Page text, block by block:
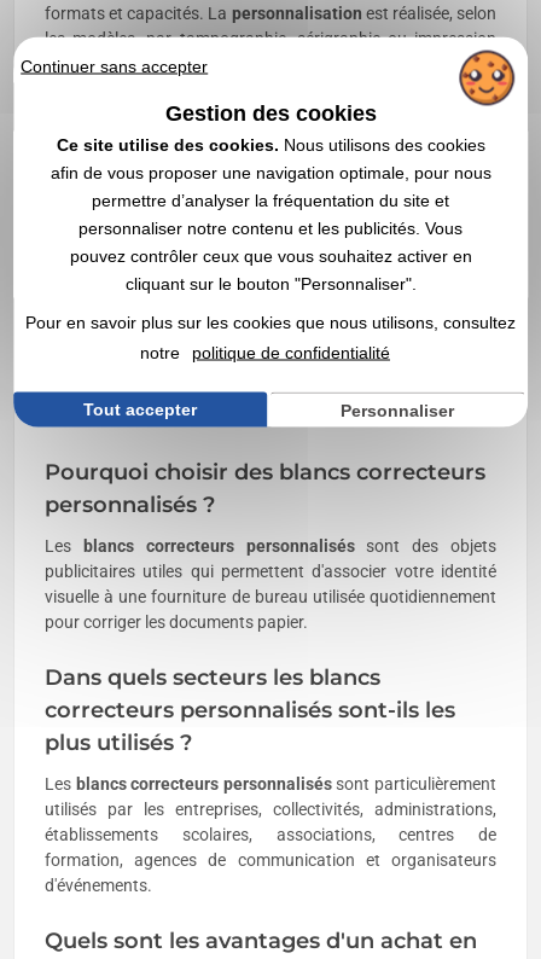
formats et capacités. La personnalisation est réalisée, selon
les modèles, par tampographie, sérigraphie ou impression
numérique sur le corps du correcteur afin de mettre en
achat en gros
permet de constituer des kits de fournitures, d'équiper
plusieurs collaborateurs ou de préparer des campagnes
promotionnelles tout en optimisant les coûts
d'approvisionnement. Les dimensions, les systèmes de
correction, les matériaux et les finitions varient selon les
références.
, Vegea accompagne les
professionnels avec undevis rapide , unelivraison rapide
une large sélection deblancs correcteurs publicitaires
personnalisésadaptés aux besoins des entreprises.
FAQ – Blancs correcteurs
personnalisés
Pourquoi choisir des blancs correcteurs
personnalisés ?
Les blancs correcteurs personnaliséssont des objets
publicitaires utiles qui permettent d'associer votre identité
visuelle à une fourniture de bureau utilisée quotidiennement
pour corriger les documents papier.
Dans quels secteurs les blancs
correcteurs personnalisés sont-ils les
plus utilisés ?
Les blancs correcteurs personnaliséssont particulièrement
utilisés par les entreprises, collectivités, administrations,
établissements scolaires, associations, centres de
formation, agences de communication et organisateurs
d'événements.
Quels sont les avantages d'un achat en
Continuer sans accepter
Gestion des cookies
Ce site utilise des cookies. Nous utilisons des cookies
afin de vous proposer une navigation optimale, pour nous
permettre d’analyser la fréquentation du site et
personnaliser notre contenu et les publicités. Vous
pouvez contrôler ceux que vous souhaitez activer en
cliquant sur le bouton "Personnaliser".
Pour en savoir plus sur les cookies que nous utilisons, consultez
notre
politique de confidentialité
Tout accepter Personnaliser